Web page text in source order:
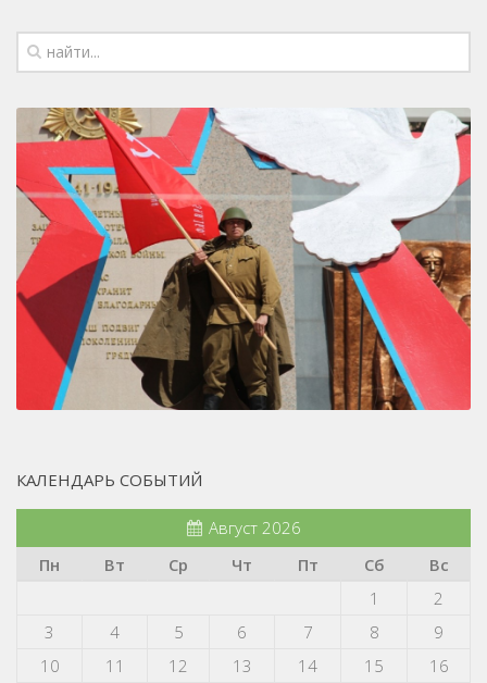
КАЛЕНДАРЬ СОБЫТИЙ
Август 2026
Пн
Вт Ср Чт Пт Сб Вс
1
2
3
4 5 6 7 8
9
10
11 12 13 14 15
16